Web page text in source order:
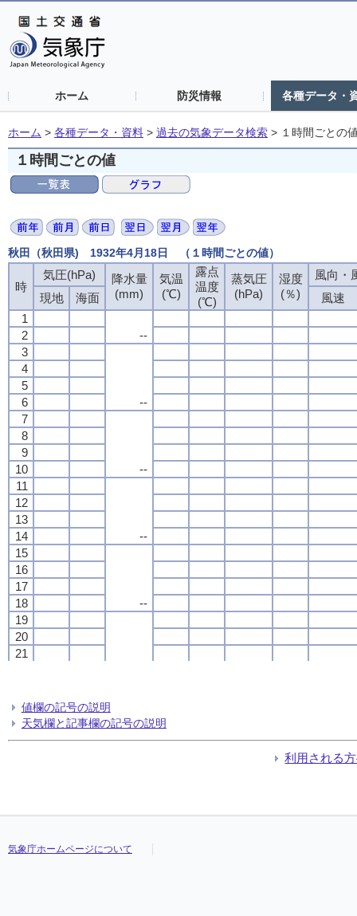
ホーム 防災情報 各種データ・
ホーム > 各種データ・資料 > 過去の気象データ検索 > １時間ごとの
１時間ごとの値
秋田（秋田県) 1932年4月18日 （１時間ごとの値）
時
気圧(hPa)
降水量
(mm)
気温
(℃)
露点
温度
(℃)
蒸気圧
(hPa)
湿度
(％)
風向・
現地
海面
風速
1
--
2
3
--
4
5
6
7
--
8
9
10
11
--
12
13
14
15
--
16
17
18
19
20
21
24
時
気圧(hPa)
降水量
(mm)
気温
(℃)
露点
温度
(℃)
蒸気圧
(hPa)
湿度
(％)
風向・
現地
海面
風速
1
--
2
3
--
4
5
6
7
--
8
9
10
11
--
12
13
14
15
--
16
17
18
19
20
21
24
時
気圧(hPa)
降水量
(mm)
気温
(℃)
露点
温度
(℃)
蒸気圧
(hPa)
湿度
(％)
風向・
現地
海面
風速
1
--
2
3
--
4
5
6
7
--
8
9
10
11
--
12
13
14
15
--
16
17
18
19
20
21
24
時
気圧(hPa)
降水量
(mm)
気温
(℃)
露点
温度
(℃)
蒸気圧
(hPa)
湿度
(％)
風向・
現地
海面
風速
1
--
2
3
--
4
5
6
7
--
8
9
10
11
--
12
13
14
15
--
16
17
18
19
20
21
24
値欄の記号の説明
天気欄と記事欄の記号の説明
利用される
気象庁ホームページについて